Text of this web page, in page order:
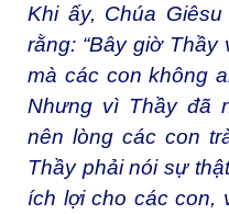
Khi ấy, Chúa
rằng: “Bây giờ
mà các con không
Nhưng vì Thầy đã
nên lòng các con
Thầy phải nói sự
ích lợi cho các con,